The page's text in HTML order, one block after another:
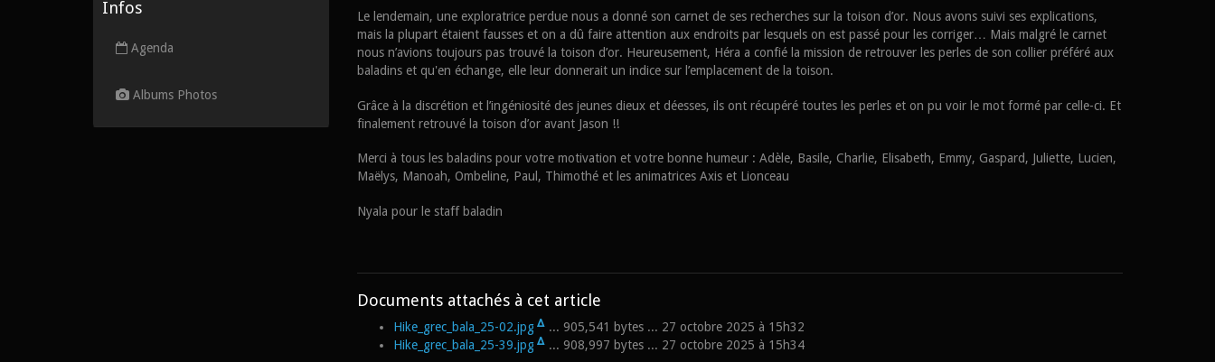
Infos
Agenda
Albums Photos
Le lendemain, une exploratrice perdue nous a donné son carnet de ses recherches sur la toison d’or. Nous avons suivi ses explications,
mais la plupart étaient fausses et on a dû faire attention aux endroits par lesquels on est passé pour les corriger… Mais malgré le carnet
nous n’avions toujours pas trouvé la toison d’or. Heureusement, Héra a confié la mission de retrouver les perles de son collier préféré aux
baladins et qu'en échange, elle leur donnerait un indice sur l’emplacement de la toison.
Grâce à la discrétion et l’ingéniosité des jeunes dieux et déesses, ils ont récupéré toutes les perles et on pu voir le mot formé par celle-ci. Et
finalement retrouvé la toison d’or avant Jason !!
Merci à tous les baladins pour votre motivation et votre bonne humeur : Adèle, Basile, Charlie, Elisabeth, Emmy, Gaspard, Juliette, Lucien,
Maëlys, Manoah, Ombeline, Paul, Thimothé et les animatrices Axis et Lionceau
Nyala pour le staff baladin
Documents attachés à cet article
Hike_grec_bala_25-02.jpgΔ... 905,541 bytes ... 27 octobre 2025 à 15h32
Hike_grec_bala_25-39.jpgΔ... 908,997 bytes ... 27 octobre 2025 à 15h34